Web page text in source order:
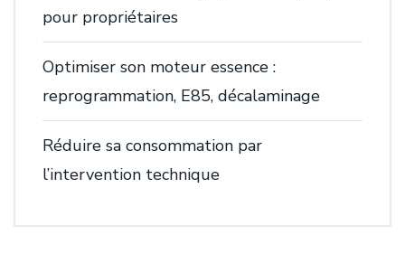
pour propriétaires
Optimiser son moteur essence :
reprogrammation, E85, décalaminage
Réduire sa consommation par
l’intervention technique